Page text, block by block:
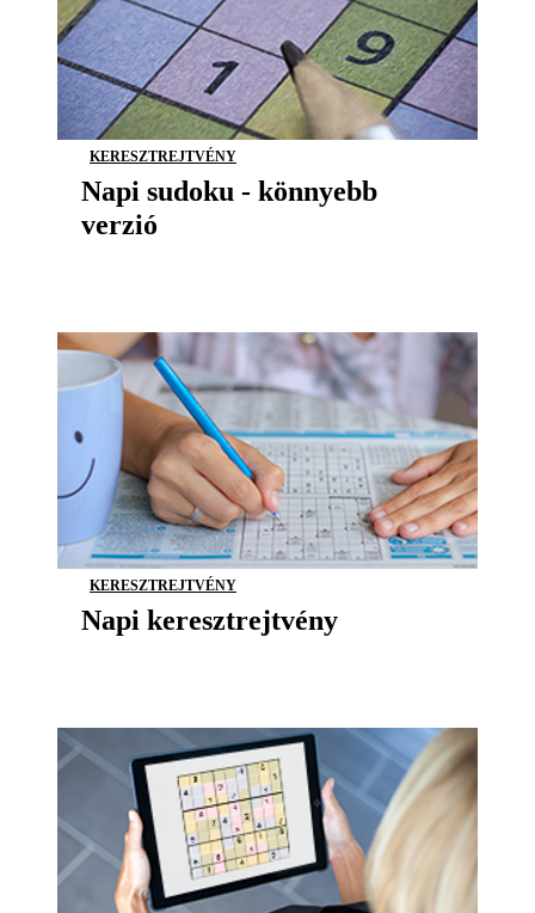
KERESZTREJTVÉNY
Napi sudoku - könnyebb
verzió
KERESZTREJTVÉNY
Napi keresztrejtvény